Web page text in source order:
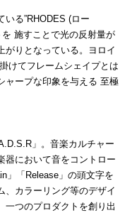
る”RHODES (ロー
施すことで光の反射量が
がりとなっている。ヨロイ
けてフレームシェイプとは
ャープな印象を与える 至極
」。音楽カルチャー
器において音をコントロー
」「Release」の頭文字を
、カラーリング等のデザイ
一つのプロダクトを創り出